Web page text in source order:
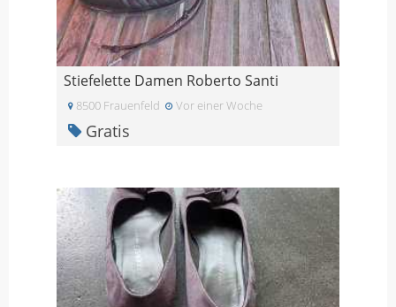
Stiefelette Damen Roberto Santi
8500 Frauenfeld Vor einer Woche
Gratis